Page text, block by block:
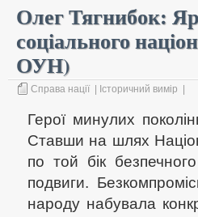
Олег Тягнибок:
соціального
ОУН)
Справа нації Історичний вимір
Герої минулих
Ставши на шлях
по той бік
подвиги.
народу набувала